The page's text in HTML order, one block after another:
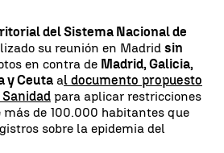
del Sistema Nacional de
su reunión en Madrid sin
en contra de Madrid, Galicia,
y Ceuta al documento propuesto
para aplicar restricciones
de 100.000 habitantes que
sobre la epidemia del